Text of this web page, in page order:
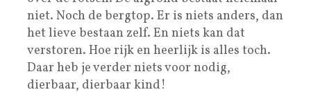
niet. Noch de bergtop. Er is niets anders, dan
het lieve bestaan zelf. En niets kan dat
verstoren. Hoe rijk en heerlijk is alles toch.
Daar heb je verder niets voor nodig,
dierbaar, dierbaar kind!